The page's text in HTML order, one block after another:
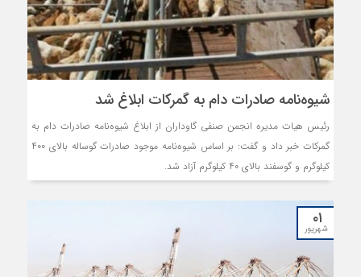
شیوه‌نامه صادرات دام به گمرکات ابلاغ شد
رئیس هیات مدیره انجمن صنفی گاوداران از ابلاغ شیوه‌نامه صادرات دام به
گمرکات خبر داد و گفت: بر اساس شیوه‌نامه موجود صادرات گوساله بالای ۴۰۰
کیلوگرم و گوسفند بالای ۴۰ کیلوگرم آزاد شد.
۰۱
شهریور